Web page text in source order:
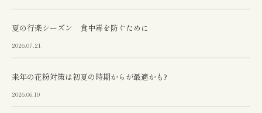
夏の行楽シーズン 食中毒を防ぐために
2026.07.21
来年の花粉対策は初夏の時期からが最適かも?
2026.06.10